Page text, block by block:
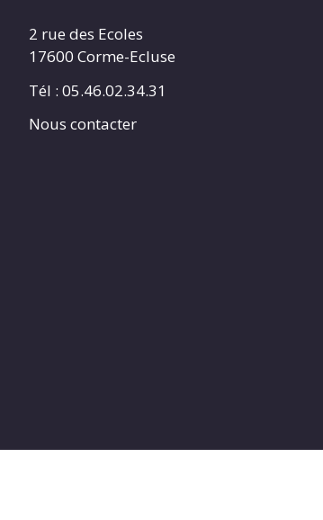
2 rue des Ecoles
17600 Corme-Ecluse
Tél : 05.46.02.34.31
Nous contacter